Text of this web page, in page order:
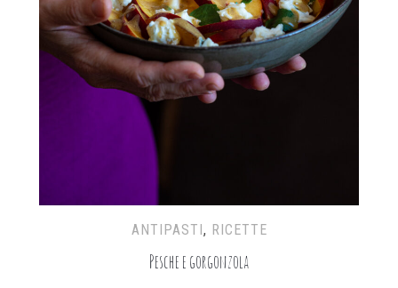
ANTIPASTI, RICETTE
Pesche e gorgonzola